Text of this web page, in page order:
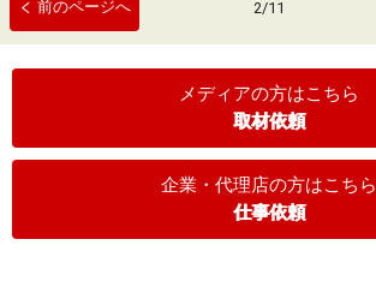
前のページへ 2/11
メディアの方はこちら
取材依頼
企業・代理店の方はこちら
仕事依頼